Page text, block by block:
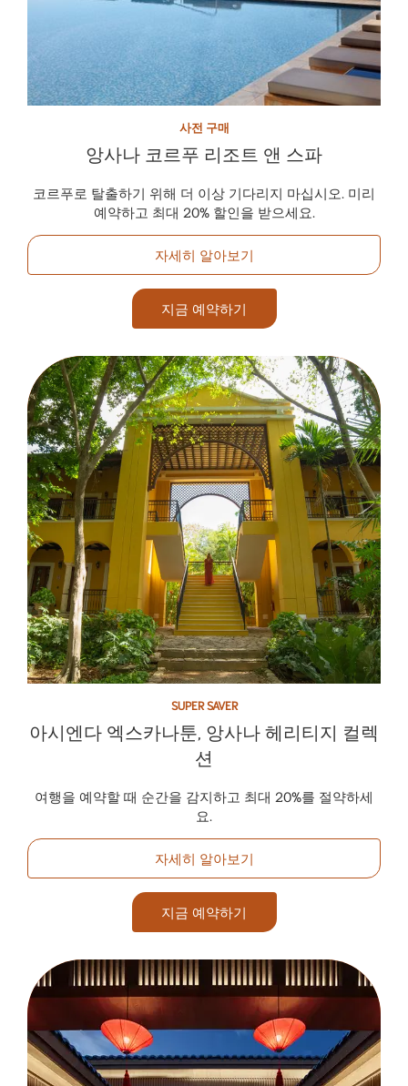
사전 구매
앙사나 코르푸 리조트 앤 스파
코르푸로 탈출하기 위해 더 이상 기다리지 마십시오. 미리
예약하고 최대 20% 할인을 받으세요.
자세히 알아보기
지금 예약하기
SUPER SAVER
아시엔다 엑스카나툰, 앙사나 헤리티지 컬렉
션
여행을 예약할 때 순간을 감지하고 최대 20%를 절약하세
요.
자세히 알아보기
지금 예약하기